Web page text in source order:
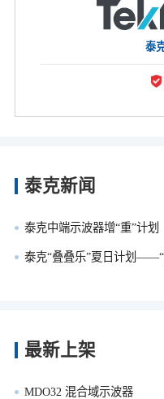
泰
泰克新闻
泰克中端示波器增“重”计划
泰克“叠叠乐”夏日计划——“
最新上架
MDO32 混合域示波器